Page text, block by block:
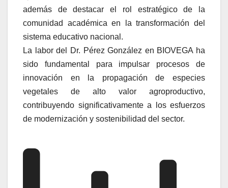
además de destacar el rol estratégico de la
comunidad académica en la transformación del
sistema educativo nacional.
La labor del Dr. Pérez González en BIOVEGA ha
sido fundamental para impulsar procesos de
innovación en la propagación de especies
vegetales de alto valor agroproductivo,
contribuyendo significativamente a los esfuerzos
de modernización y sostenibilidad del sector.